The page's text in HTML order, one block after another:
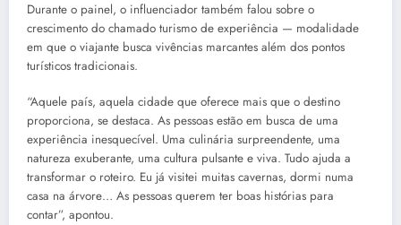
Durante o painel, o influenciador também falou sobre o
crescimento do chamado turismo de experiência — modalidade
em que o viajante busca vivências marcantes além dos pontos
turísticos tradicionais.
“Aquele país, aquela cidade que oferece mais que o destino
proporciona, se destaca. As pessoas estão em busca de uma
experiência inesquecível. Uma culinária surpreendente, uma
natureza exuberante, uma cultura pulsante e viva. Tudo ajuda a
transformar o roteiro. Eu já visitei muitas cavernas, dormi numa
casa na árvore… As pessoas querem ter boas histórias para
contar”, apontou.